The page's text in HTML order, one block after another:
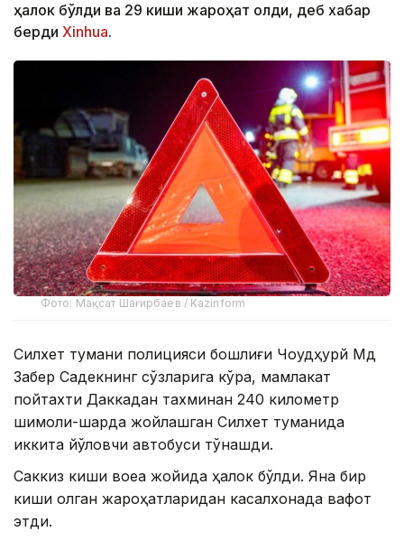
ҳалок бўлди ва 29 киши жароҳат олди, деб хабар
берди Xinhua.
Фото: Мақсат Шағирбаев / Kazinform
Силхет тумани полицияси бошлиғи Чоудҳурй Мд
Забер Садекнинг сўзларига кўра, мамлакат
пойтахти Даккадан тахминан 240 километр
шимоли-шарқда жойлашган Силхет туманида
иккита йўловчи автобуси тўқнашди.
Саккиз киши воқеа жойида ҳалок бўлди. Яна бир
киши олган жароҳатларидан касалхонада вафот
этди.